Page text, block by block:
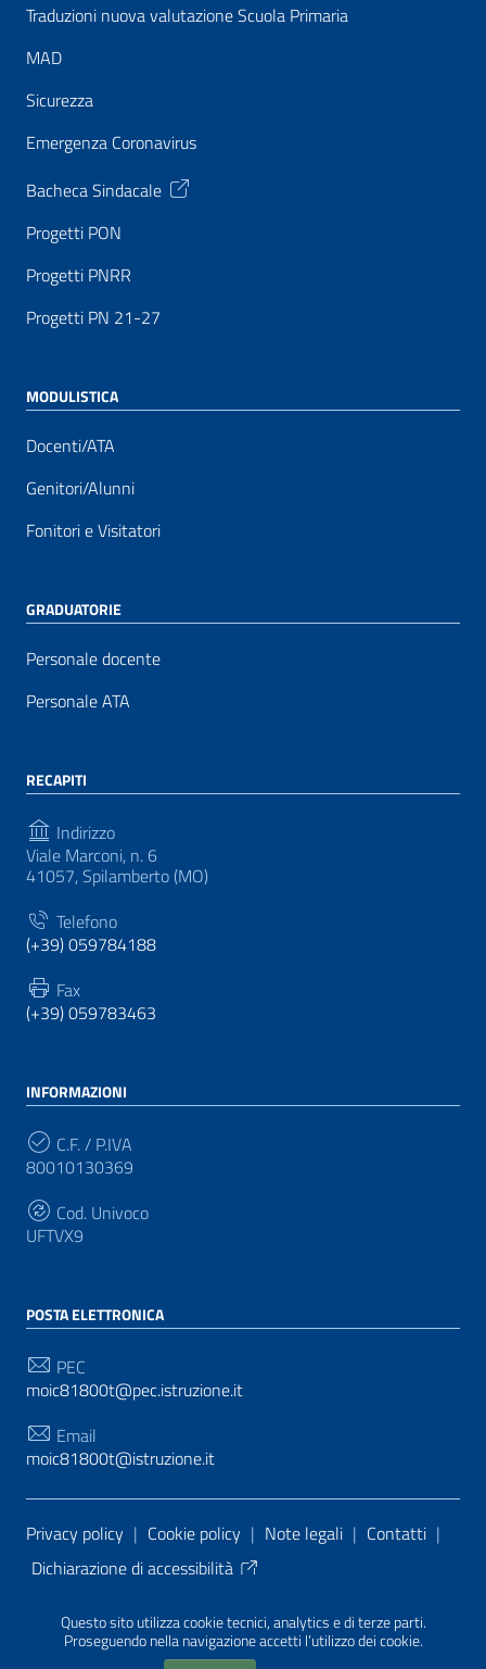
Questo sito utilizza cookie tecnici, analytics e di terze parti.
Proseguendo nella navigazione accetti l’utilizzo dei cookie.
Traduzioni nuova valutazione Scuola Primaria
MAD
Sicurezza
Emergenza Coronavirus
Bacheca Sindacale
Progetti PON
Progetti PNRR
Progetti PN 21-27
MODULISTICA
Docenti/ATA
Genitori/Alunni
Fonitori e Visitatori
GRADUATORIE
Personale docente
Personale ATA
RECAPITI
Indirizzo
Viale Marconi, n. 6
41057, Spilamberto (MO)
Telefono
(+39) 059784188
Fax
(+39) 059783463
INFORMAZIONI
C.F. / P.IVA
80010130369
Cod. Univoco
UFTVX9
POSTA ELETTRONICA
PEC
moic81800t@pec.istruzione.it
Email
moic81800t@istruzione.it
Sezione Link Utili
Privacy policy | Cookie policy | Note legali | Contatti |
Dichiarazione di accessibilità
PA di AgID
| Realizzato con WordPress
da